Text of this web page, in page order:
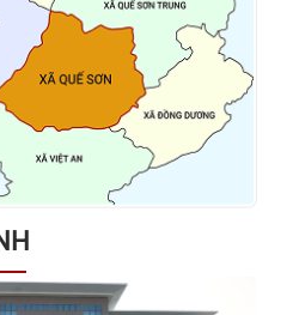
công với cách mạng, thân
có công với cách
đối tượng bảo trợ xã hội và
đặc thù nhân dịp tết
đán Bính Ngọ năm 2026
báo về việc niêm yết danh
tri bầu cử đại biểu Quốc
XVI và bầu cử đại biểu
nhân dân các cấp nhiệm